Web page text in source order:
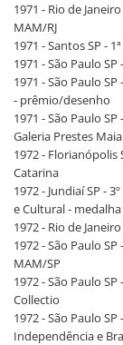
1971 - Rio de
MAM/RJ
1971 - Santos SP -
1971 - São Paulo
1971 - São Paulo
- prêmio/desenho
1971 - São Paulo
Galeria Prestes Maia
1972 - Florianópolis
Catarina
1972 - Jundiaí SP -
e Cultural -
1972 - Rio de
1972 - São Paulo
MAM/SP
1972 - São Paulo
Collectio
1972 - São Paulo
Independência e